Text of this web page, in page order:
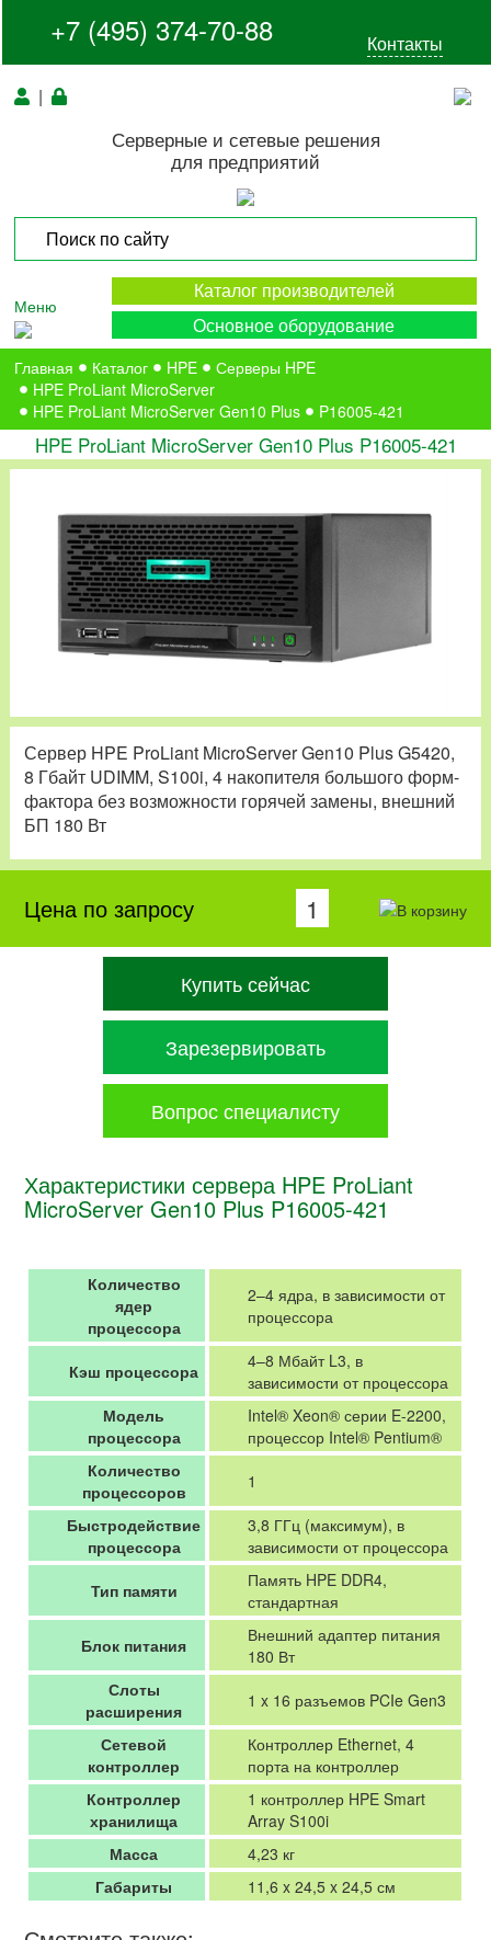
+7 (495) 374-70-88 Контакты
|
Серверные и сетевые решения
для предприятий
Меню
Каталог производителей
Основное оборудование
Главная Каталог HPE
Серверы HPE
HPE ProLiant MicroServer
HPE ProLiant MicroServer Gen10 Plus
P16005-421
HPE ProLiant MicroServer Gen10 Plus P16005-421
Сервер HPE ProLiant MicroServer Gen10 Plus G5420,
8 Гбайт UDIMM, S100i, 4 накопителя большого форм-
фактора без возможности горячей замены, внешний
БП 180 Вт
Цена по запросу
Купить сейчас
Зарезервировать
Вопрос специалисту
Характеристики сервера HPE ProLiant
MicroServer Gen10 Plus P16005-421
Количество
ядер
процессора
2–4 ядра, в зависимости от
процессора
Кэш процессора
4–8 Мбайт L3, в
зависимости от процессора
Модель
процессора
Intel® Xeon® серии E-2200,
процессор Intel® Pentium®
Количество
процессоров
1
Быстродействие
процессора
3,8 ГГц (максимум), в
зависимости от процессора
Тип памяти
Память HPE DDR4,
стандартная
Блок питания
Внешний адаптер питания
180 Вт
Слоты
расширения
1 x 16 разъемов PCIe Gen3
Сетевой
контроллер
Контроллер Ethernet, 4
порта на контроллер
Контроллер
хранилища
1 контроллер HPE Smart
Array S100i
Масса
4,23 кг
Габариты
11,6 x 24,5 x 24,5 см